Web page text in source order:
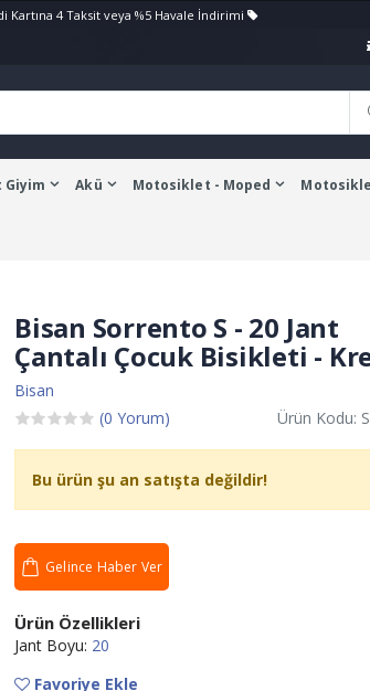
Kartına 4 Taksit veya %5 Havale İndirimi
Akü Motosiklet - Moped
Bisan Sorrento S - 20 Jant
Çantalı Çocuk Bisikleti -
Bisan
(0 Yorum)
Ürün Kodu:
Bu ürün şu an satışta değildir!
Gelince Haber Ver
Ürün Özellikleri
Jant Boyu: 20
Favoriye Ekle